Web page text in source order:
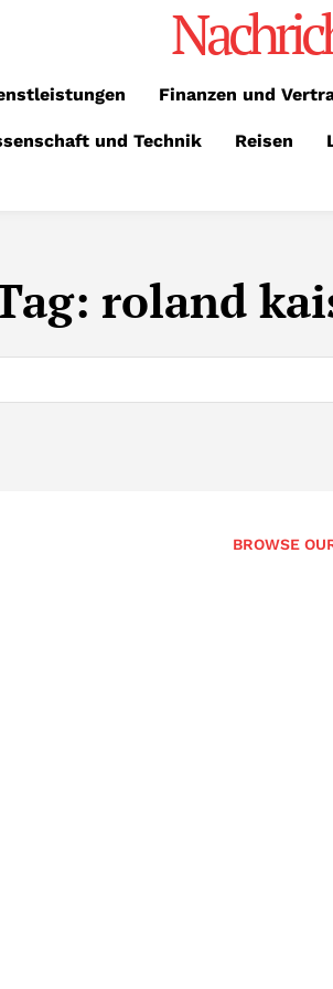
Finanzen und
und Technik Reisen
roland
BROWSE